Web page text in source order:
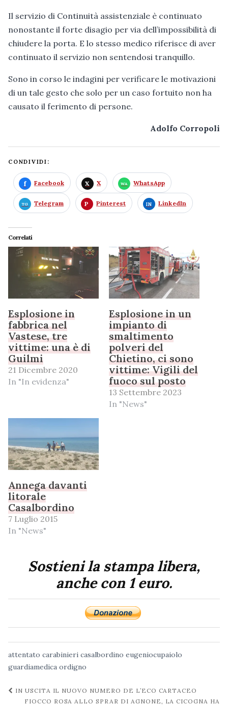
Il servizio di Continuità assistenziale è continuato
nonostante il forte disagio per via dell’impossibilità di
chiudere la porta. E lo stesso medico riferisce di aver
continuato il servizio non sentendosi tranquillo.
Sono in corso le indagini per verificare le motivazioni
di un tale gesto che solo per un caso fortuito non ha
causato il ferimento di persone.
Adolfo Corropoli
CONDIVIDI:
Facebook X WhatsApp
Telegram Pinterest LinkedIn
Correlati
Esplosione in
fabbrica nel
Vastese, tre
vittime: una è di
Guilmi
21 Dicembre 2020
In "In evidenza"
Esplosione in un
impianto di
smaltimento
polveri del
Chietino, ci sono
vittime: Vigili del
fuoco sul posto
13 Settembre 2023
In "News"
Annega davanti
litorale
Casalbordino
7 Luglio 2015
In "News"
Sostieni la stampa libera,
anche con 1 euro.
attentato carabinieri casalbordino eugeniocupaiolo
guardiamedica ordigno
Navigazione
IN USCITA IL NUOVO NUMERO DE L’ECO CARTACEO
FIOCCO ROSA ALLO SPRAR DI AGNONE, LA CICOGNA HA